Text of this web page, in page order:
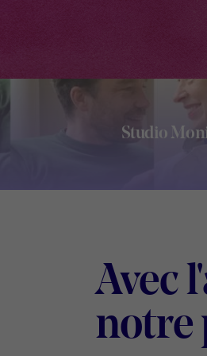
Studio
Avec
notre